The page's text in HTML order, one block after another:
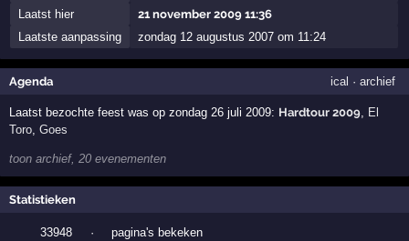
Laatst hier
21 november 2009 11:36
Laatste aanpassing
zondag 12 augustus 2007 om 11:24
Agenda ical · archief
Laatst bezochte feest was op zondag 26 juli 2009: Hardtour 2009, El
Toro,Goes
toon archief, 20 evenementen
Statistieken
33948 ·
pagina's bekeken